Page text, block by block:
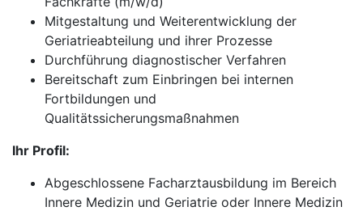
Mitgestaltung und Weiterentwicklung der
Geriatrieabteilung und ihrer Prozesse
Durchführung diagnostischer Verfahren
Bereitschaft zum Einbringen bei internen
Fortbildungen und
Qualitätssicherungsmaßnahmen
Ihr Profil:
Abgeschlossene Facharztausbildung im Bereich
Innere Medizin und Geriatrie oder Innere Medizin